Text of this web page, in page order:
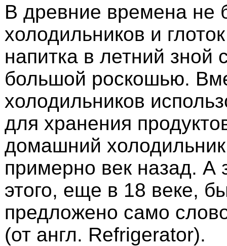
В древние времена не
холодильников и
напитка в летний зной
большой роскошью.
холодильников
для хранения
домашний
примерно век назад. А
этого, еще в 18 веке,
предложено само
(от англ. Refrigerator).